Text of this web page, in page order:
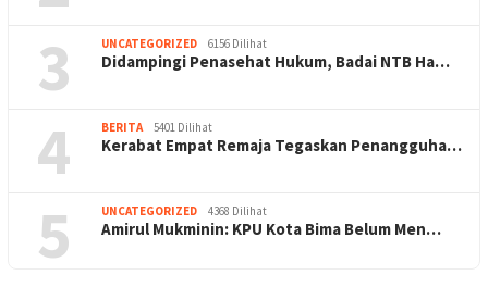
3 UNCATEGORIZED 6156 Dilihat
Didampingi Penasehat Hukum, Badai NTB Ha…
4 BERITA 5401 Dilihat
Kerabat Empat Remaja Tegaskan Penangguha…
5 UNCATEGORIZED 4368 Dilihat
Amirul Mukminin: KPU Kota Bima Belum Men…